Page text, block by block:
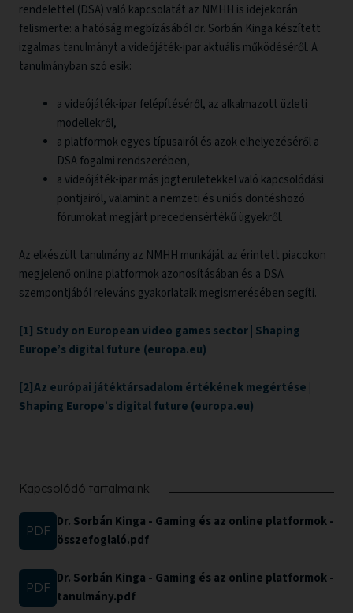
rendelettel (DSA) való kapcsolatát az NMHH is idejekorán
felismerte: a hatóság megbízásából dr. Sorbán Kinga készített
izgalmas tanulmányt a videójáték-ipar aktuális működéséről. A
tanulmányban szó esik:
a videójáték-ipar felépítéséről, az alkalmazott üzleti
modellekről,
a platformok egyes típusairól és azok elhelyezéséről a
DSA fogalmi rendszerében,
a videójáték-ipar más jogterületekkel való kapcsolódási
pontjairól, valamint a nemzeti és uniós döntéshozó
fórumokat megjárt precedensértékű ügyekről.
Az elkészült tanulmány az NMHH munkáját az érintett piacokon
megjelenő online platformok azonosításában és a DSA
szempontjából releváns gyakorlataik megismerésében segíti.
[1] Study on European video games sector | Shaping
Europe’s digital future (europa.eu)
[2]Az európai játéktársadalom értékének megértése |
Shaping Europe’s digital future (europa.eu)
Kapcsolódó tartalmaink
letölthető
PDF
Dr. Sorbán Kinga - Gaming és az online platformok -
összefoglaló.pdf
letölthető
PDF
Dr. Sorbán Kinga - Gaming és az online platformok -
tanulmány.pdf